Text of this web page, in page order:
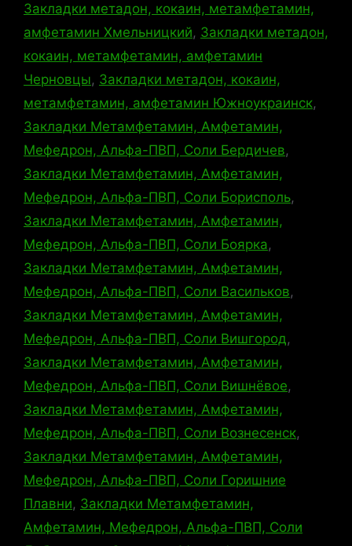
Закладки метадон, кокаин, метамфетамин,
амфетамин Хмельницкий, Закладки метадон,
кокаин, метамфетамин, амфетамин
Черновцы, Закладки метадон, кокаин,
метамфетамин, амфетамин Южноукраинск,
Закладки Метамфетамин, Амфетамин,
Мефедрон, Альфа-ПВП, Соли Бердичев,
Закладки Метамфетамин, Амфетамин,
Мефедрон, Альфа-ПВП, Соли Борисполь,
Закладки Метамфетамин, Амфетамин,
Мефедрон, Альфа-ПВП, Соли Боярка,
Закладки Метамфетамин, Амфетамин,
Мефедрон, Альфа-ПВП, Соли Васильков,
Закладки Метамфетамин, Амфетамин,
Мефедрон, Альфа-ПВП, Соли Вишгород,
Закладки Метамфетамин, Амфетамин,
Мефедрон, Альфа-ПВП, Соли Вишнёвое,
Закладки Метамфетамин, Амфетамин,
Мефедрон, Альфа-ПВП, Соли Вознесенск,
Закладки Метамфетамин, Амфетамин,
Мефедрон, Альфа-ПВП, Соли Горишние
Плавни, Закладки Метамфетамин,
Амфетамин, Мефедрон, Альфа-ПВП, Соли